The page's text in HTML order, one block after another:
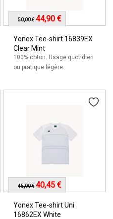
Yonex Tee-shirt 16839EX
Clear Mint
100% coton. Usage quotidien
ou pratique légère.
50,00 € 44,90 €
Yonex Tee-shirt Uni
16862EX White
45,00 € 40,45 €